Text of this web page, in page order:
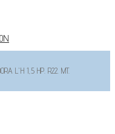
L`H 1,5 HP. R22. MT.